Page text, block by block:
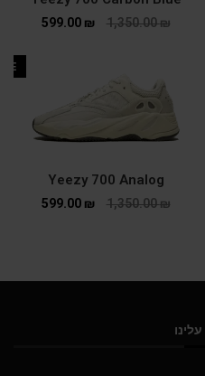
1,350.00₪
599.00 ₪
Yeezy 700 Analog
1,350.00₪
599.00 ₪